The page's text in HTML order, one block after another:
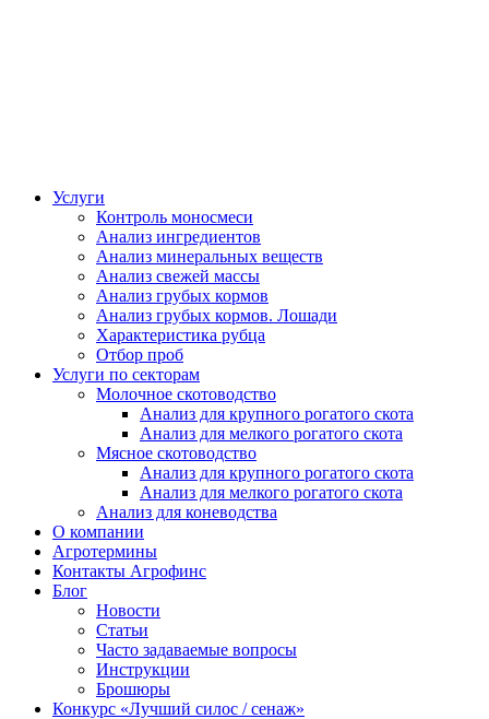
Услуги
Контроль моносмеси
Анализ ингредиентов
Анализ минеральных веществ
Анализ свежей массы
Анализ грубых кормов
Анализ грубых кормов. Лошади
Характеристика рубца
Отбор проб
Услуги по секторам
Молочное скотоводство
Анализ для крупного рогатого скота
Анализ для мелкого рогатого скота
Мясное скотоводство
Анализ для крупного рогатого скота
Анализ для мелкого рогатого скота
Анализ для коневодства
О компании
Агротермины
Контакты Агрофинс
Блог
Новости
Статьи
Часто задаваемые вопросы
Инструкции
Брошюры
Конкурс «Лучший силос / сенаж»